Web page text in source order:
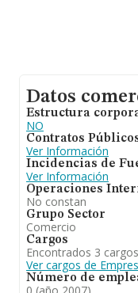
Datos
Estructura
NO
Contratos
Ver Información
Incidencias de
Ver Información
Operaciones
No constan
Grupo Sector
Comercio
Cargos
Encontrados 3
Ver cargos de
Número de